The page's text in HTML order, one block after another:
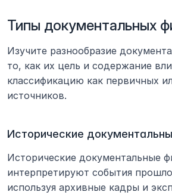
Типы документальных
Изучите разнообразие
то, как их цель и содержание
классификацию как первичных
источников.
Исторические
Исторические документальные
интерпретируют события
используя архивные кадры и